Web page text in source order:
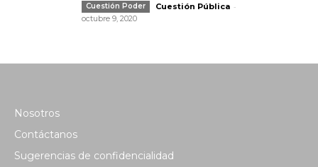
Cuestión Poder Cuestión Pública -
octubre 9, 2020
Nosotros
Contáctanos
Sugerencias de confidencialidad